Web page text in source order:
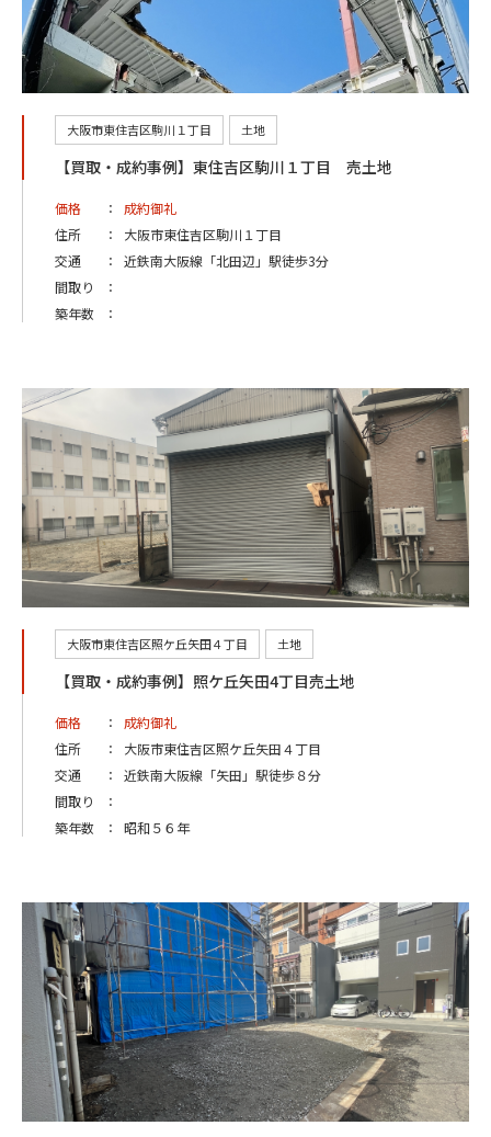
大阪市東住吉区駒川１丁目 土地
【買取・成約事例】東住吉区駒川１丁目 売土地
価格 ：
成約御礼
住所
：
大阪市東住吉区駒川１丁目
交通
：
近鉄南大阪線「北田辺」駅徒歩3分
間取り
：
築年数
：
大阪市東住吉区照ケ丘矢田４丁目 土地
【買取・成約事例】照ケ丘矢田4丁目売土地
価格 ：
成約御礼
住所
：
大阪市東住吉区照ケ丘矢田４丁目
交通
：
近鉄南大阪線「矢田」駅徒歩８分
間取り
：
築年数
： 昭和５６年